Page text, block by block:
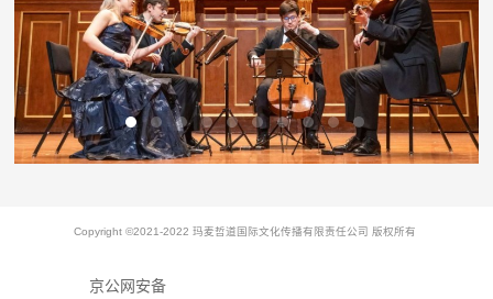
Copyright ©2021-2022 玛麦哲道国际文化传播有限责任公司 版权所有
京公网安备